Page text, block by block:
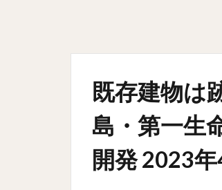
既存建物は
島・第一生
開発 2023年